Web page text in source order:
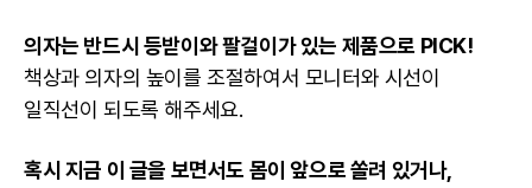
의자는 반드시 등받이와 팔걸이가 있는 제품으로 PICK!
책상과 의자의 높이를 조절하여서 모니터와 시선이
일직선이 되도록 해주세요.
혹시 지금 이 글을 보면서도 몸이 앞으로 쏠려 있거나,